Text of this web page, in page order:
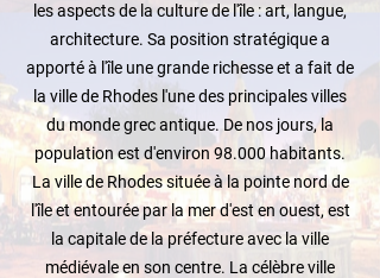
les aspects de la culture de l'île : art, langue,
architecture. Sa position stratégique a
apporté à l'île une grande richesse et a fait de
la ville de Rhodes l'une des principales villes
du monde grec antique. De nos jours, la
population est d'environ 98.000 habitants.
La ville de Rhodes située à la pointe nord de
l'île et entourée par la mer d'est en ouest, est
la capitale de la préfecture avec la ville
médiévale en son centre. La célèbre ville